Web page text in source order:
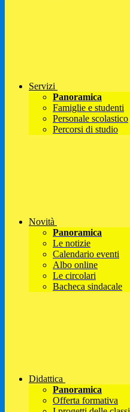
Servizi
Panoramica
Famiglie e studenti
Personale scolastico
Percorsi di studio
Novità
Panoramica
Le notizie
Calendario eventi
Albo online
Le circolari
Bacheca sindacale
Didattica
Panoramica
Offerta formativa